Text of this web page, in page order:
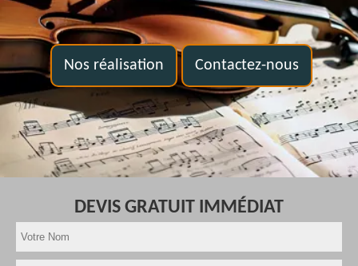
Nos réalisation Contactez-nous
DEVIS GRATUIT IMMÉDIAT